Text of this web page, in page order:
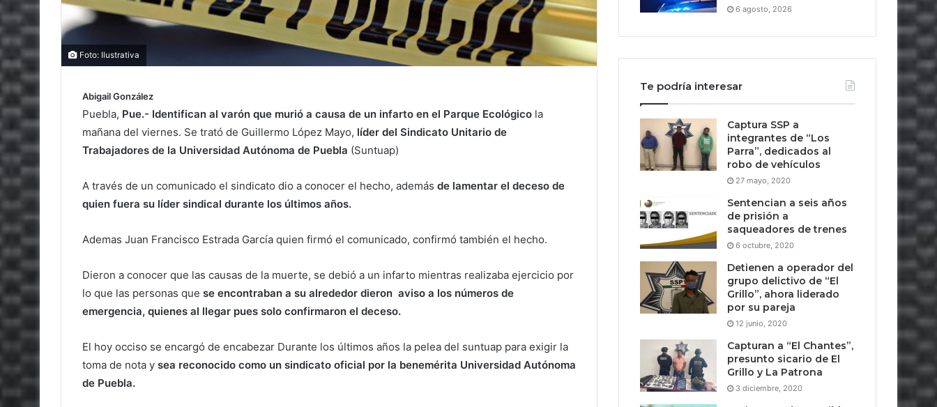
Foto: Ilustrativa
Abigail González
Puebla, Pue.- Identifican al varón que murió a causa de un infarto en el Parque Ecológico la
mañana del viernes. Se trató de Guillermo López Mayo, líder del Sindicato Unitario de
Trabajadores de la Universidad Autónoma de Puebla (Suntuap)
A través de un comunicado el sindicato dio a conocer el hecho, además de lamentar el deceso de
quien fuera su líder sindical durante los últimos años.
Ademas Juan Francisco Estrada García quien firmó el comunicado, confirmó también el hecho.
Dieron a conocer que las causas de la muerte, se debió a un infarto mientras realizaba ejercicio por
lo que las personas que se encontraban a su alrededor dieron aviso a los números de
emergencia, quienes al llegar pues solo confirmaron el deceso.
El hoy occiso se encargó de encabezar Durante los últimos años la pelea del suntuap para exigir la
toma de nota y sea reconocido como un sindicato oficial por la benemérita Universidad Autónoma
de Puebla.
6 agosto, 2026
Te podría interesar
Captura SSP a
integrantes de “Los
Parra”, dedicados al
robo de vehículos
27 mayo, 2020
Sentencian a seis años
de prisión a
saqueadores de trenes
6 octubre, 2020
Detienen a operador del
grupo delictivo de “El
Grillo”, ahora liderado
por su pareja
12 junio, 2020
Capturan a “El Chantes”,
presunto sicario de El
Grillo y La Patrona
3 diciembre, 2020